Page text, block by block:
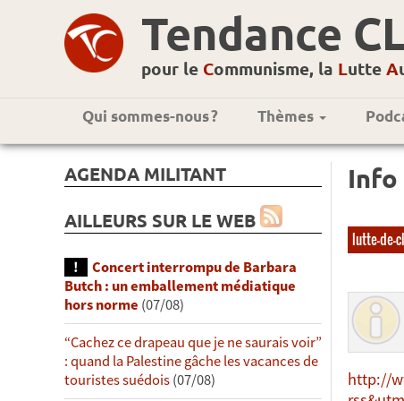
Tendance
pour le Communisme, la Lutte A
Qui sommes-nous ? Thèmes
AGENDA MILITANT
AILLEURS SUR LE WEB
Concert interrompu de Barbara
Butch : un emballement médiatique
hors norme (07/08)
“Cachez ce drapeau que je ne saurais voir”
: quand la Palestine gâche les vacances de
touristes suédois(07/08)
Info
lutte-de-
http://